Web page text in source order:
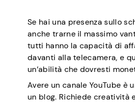
Se hai una presenza sullo
anche trarne il massimo
tutti hanno la capacità di
davanti alla telecamera, e
un’abilità che dovresti
Avere un canale YouTube è
un blog. Richiede creatività